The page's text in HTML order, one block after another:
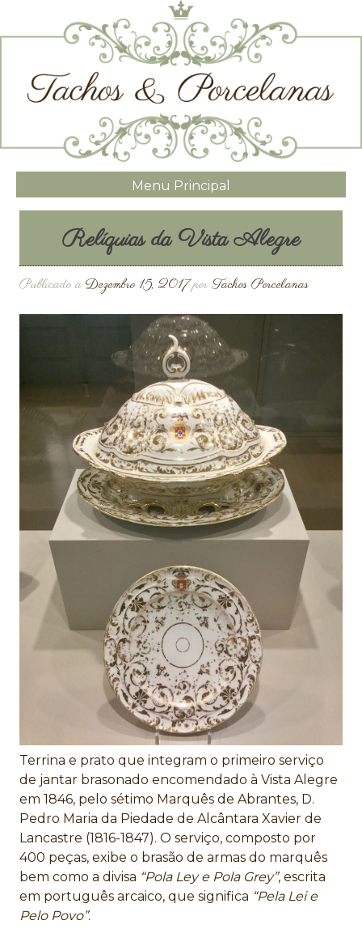
Menu Principal
Relíquias da Vista Alegre
Publicado a Dezembro 15, 2017por Tachos Porcelanas
Terrina e prato que integram o primeiro serviço
de jantar brasonado encomendado à Vista Alegre
em 1846, pelo sétimo Marquês de Abrantes, D.
Pedro Maria da Piedade de Alcântara Xavier de
Lancastre (1816-1847). O serviço, composto por
400 peças, exibe o brasão de armas do marquês
bem como a divisa “Pola Ley e Pola Grey”, escrita
em português arcaico, que significa “Pela Lei e
Pelo Povo”.